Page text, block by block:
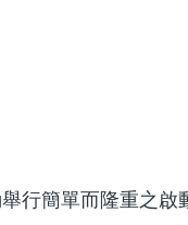
行簡單而隆重之啟